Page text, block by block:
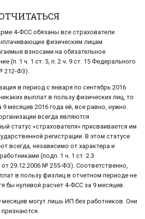
4-ФСС обязаны все страхователи
физическим лицам
взносами на обязательное
(п. 1 ч. 1 ст. 5, п. 2 ч. 9 ст. 15 Федерального
212-ФЗ).
в период с января по сентябрь 2016
выплат в пользу физических лиц, то
месяцев 2016 года ей, все равно, нужно.
всегда являются
статус «страхователя» присваивается им
регистрации. В этом статусе
всегда, независимо от характера и
(подп. 1 ч. 1 ст. 2.3
29.12.2006 № 255-ФЗ). Соответственно,
в пользу физлиц в отчетном периоде не
бы нулевой расчет 4-ФСС за 9 месяцев.
могут лишь ИП без работников. Они
признаются.